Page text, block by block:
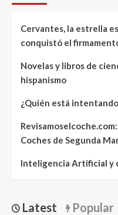
Cervantes, la estrella
conquistó el
Novelas y libros de
hispanismo
¿Quién está
Coches de Segunda
Inteligencia Artificial y
Latest Popular